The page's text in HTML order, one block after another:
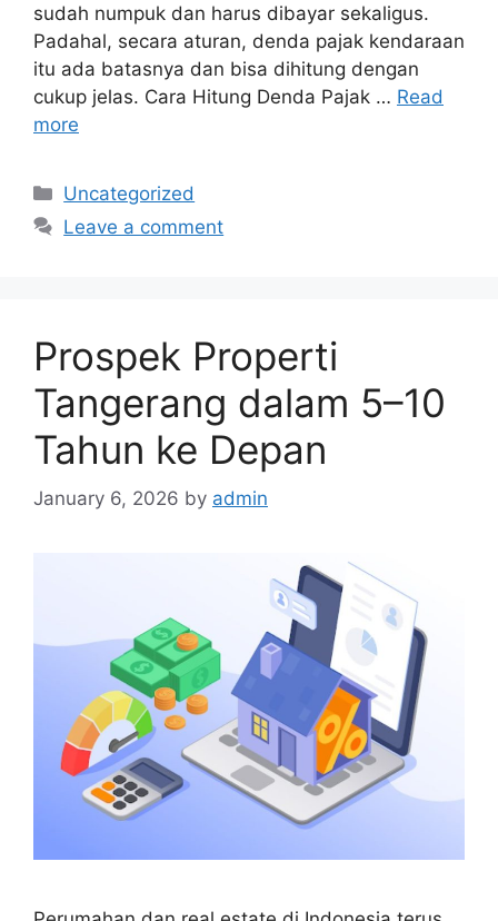
sudah numpuk dan harus dibayar sekaligus.
Padahal, secara aturan, denda pajak kendaraan
itu ada batasnya dan bisa dihitung dengan
cukup jelas. Cara Hitung Denda Pajak … Read
more
Categories
Uncategorized
Leave a comment
Prospek Properti
Tangerang dalam 5–10
Tahun ke Depan
January 6, 2026 by admin